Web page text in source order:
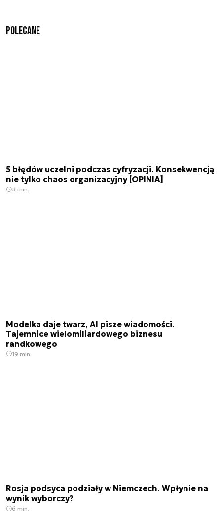
Polecane
5 błędów uczelni podczas cyfryzacji. Konsekwencją
nie tylko chaos organizacyjny [OPINIA]
3 min.
Modelka daje twarz, AI pisze wiadomości.
Tajemnice wielomiliardowego biznesu
randkowego
19 min.
Rosja podsyca podziały w Niemczech. Wpłynie na
wynik wyborczy?
6 min.